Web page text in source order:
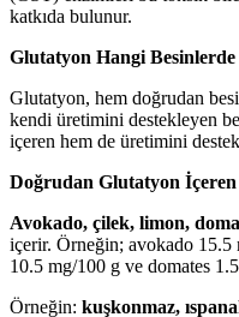
katkıda bulunur.
Glutatyon Hangi
Glutatyon, hem doğrudan
kendi üretimini destekleyen
içeren hem de üretimini
Doğrudan Glutatyon
Avokado, çilek, limon,
içerir. Örneğin; avokado
10.5 mg/100 g ve domates
Örneğin: kuşkonmaz,